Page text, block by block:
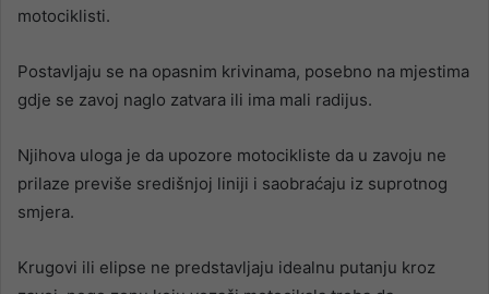
motociklisti.
Postavljaju se na opasnim krivinama, posebno na mjestima
gdje se zavoj naglo zatvara ili ima mali radijus.
Njihova uloga je da upozore motocikliste da u zavoju ne
prilaze previše središnjoj liniji i saobraćaju iz suprotnog
smjera.
Krugovi ili elipse ne predstavljaju idealnu putanju kroz